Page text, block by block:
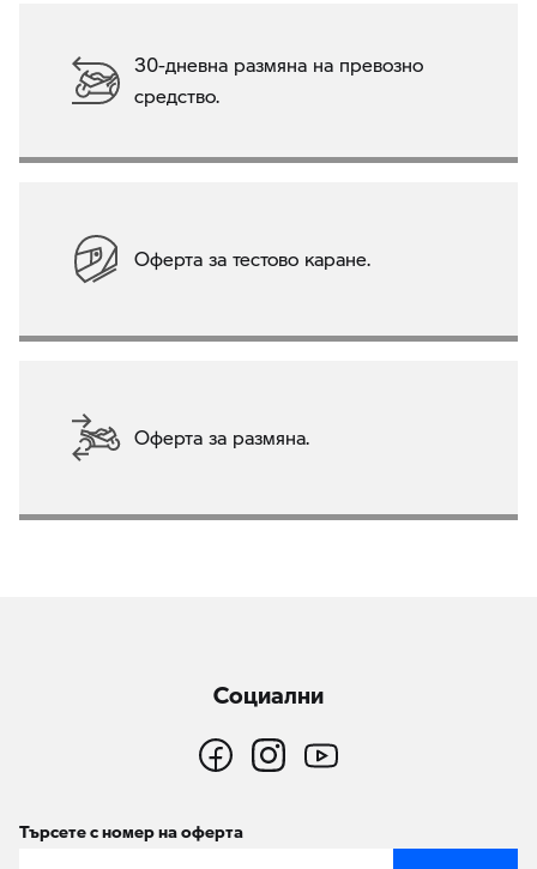
30-дневна размяна на превозно
средство.
Оферта за тестово каране.
Оферта за размяна.
Социални
Търсете с номер на оферта